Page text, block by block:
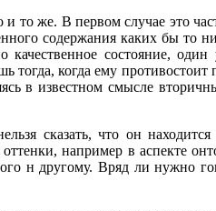
и то же. В первом случае это
содержания каких бы то
состояние,
тогда, когда ему противостоит
в известном смысле
сказать, что он находится
например в аспекте
н другому. Вряд ли нужно